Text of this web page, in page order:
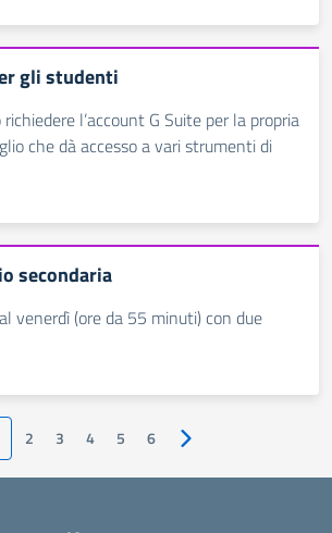
gli studenti
l’account G Suite per la propria
che dà accesso a vari strumenti di
secondaria
venerdì (ore da 55 minuti) con due
2 3 4 5 6 Pagina successiva